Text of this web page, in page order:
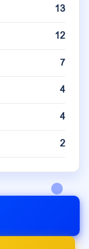
13
12
7
4
4
2